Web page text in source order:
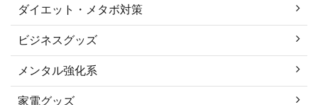
ダイエット・メタボ対策
ビジネスグッズ
メンタル強化系
家電グッズ